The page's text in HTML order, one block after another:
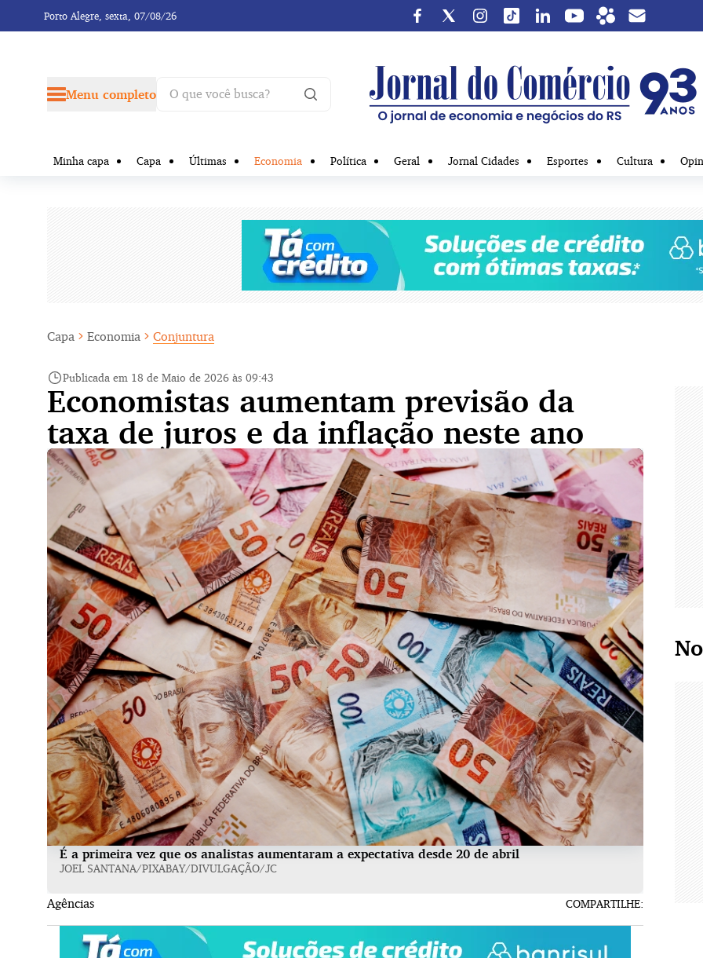
Porto Alegre, sexta, 07/08/26
Menu completo
Minha capa Capa Últimas Economia Política Geral Jornal Cidades Esportes Cultura
Capa Economia Conjuntura
Publicada em 18 de Maio de 2026 às 09:43
Economistas aumentam previsão da
taxa de juros e da inflação neste ano
É a primeira vez que os analistas aumentaram a expectativa desde 20 de abril
JOEL SANTANA/PIXABAY/DIVULGAÇÃO/JC
COMPARTILHE:
Agências